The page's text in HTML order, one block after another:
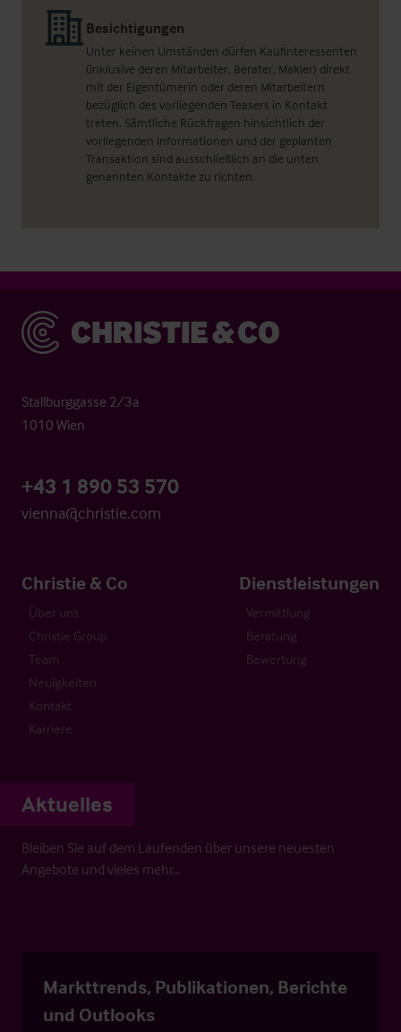
Besichtigungen
Unter keinen Umständen dürfen Kaufinteressenten
(inklusive deren Mitarbeiter, Berater, Makler) direkt
mit der Eigentümerin oder deren Mitarbeitern
bezüglich des vorliegenden Teasers in Kontakt
treten. Sämtliche Rückfragen hinsichtlich der
vorliegenden Informationen und der geplanten
Transaktion sind ausschließlich an die unten
genannten Kontakte zu richten.
Christie & Co
Stallburggasse 2/3a
1010 Wien
+43 1 890 53 570
vienna@christie.com
Christie & Co
Über uns
Christie Group
Team
Neuigkeiten
Kontakt
Karriere
Dienstleistungen
Vermittlung
Beratung
Bewertung
Aktuelles
Bleiben Sie auf dem Laufenden über unsere neuesten
Angebote und vieles mehr…
Markttrends, Publikationen, Berichte
und Outlooks